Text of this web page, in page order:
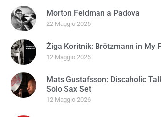
Morton Feldman a Padova
22 Maggio 2026
Žiga Koritnik: Brötzmann in My
12 Maggio 2026
Mats Gustafsson: Discaholic
Solo Sax Set
12 Maggio 2026